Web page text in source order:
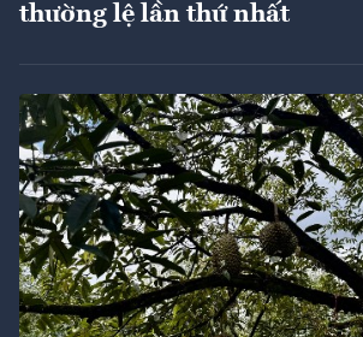
thường lệ lần thứ nhất